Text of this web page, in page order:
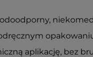
aplikację, bez